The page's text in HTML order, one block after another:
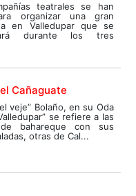
teatrales se han
organizar una gran
en Valledupar que se
durante los tres
Cañaguate
veje” Bolaño, en su Oda
se refiere a las
de bahareque con sus
otras de Cal...